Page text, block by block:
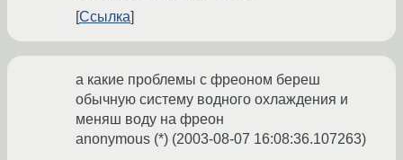
Ссылка
а какие проблемы с фреоном береш
обычную систему водного охлаждения и
меняш воду на фреон
anonymous (*) (2003-08-07 16:08:36.107263)